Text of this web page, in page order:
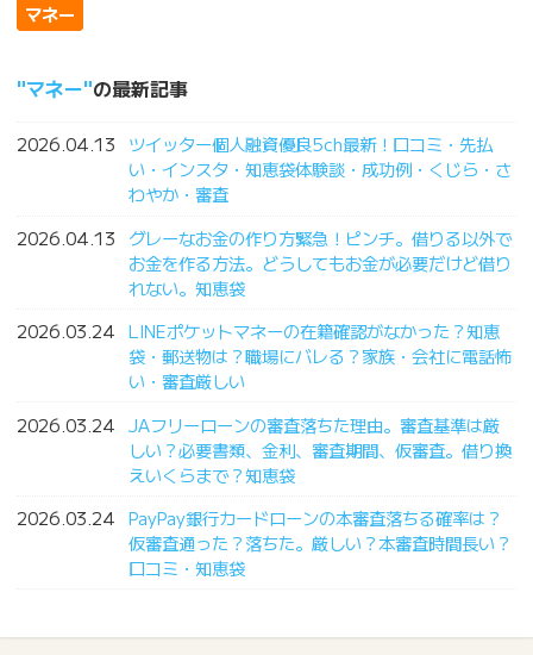
マネー
マネー の最新記事
2026.04.13
ツイッター個人融資優良5ch最新！口コミ・先払
い・インスタ・知恵袋体験談・成功例・くじら・さ
わやか・審査
2026.04.13
グレーなお金の作り方緊急！ピンチ。借りる以外で
お金を作る方法。どうしてもお金が必要だけど借り
れない。知恵袋
2026.03.24 LINEポケットマネーの在籍確認がなかった？知恵
袋・郵送物は？職場にバレる？家族・会社に電話怖
い・審査厳しい
2026.03.24 JAフリーローンの審査落ちた理由。審査基準は厳
しい？必要書類、金利、審査期間、仮審査。借り換
えいくらまで？知恵袋
2026.03.24 PayPay銀行カードローンの本審査落ちる確率は？
仮審査通った？落ちた。厳しい？本審査時間長い？
口コミ・知恵袋